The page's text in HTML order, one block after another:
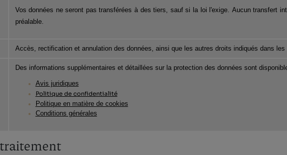
Vos données ne seront pas transférées à des tiers, sauf si la loi l'exige. Aucun transfert
préalable.
Accès, rectification et annulation des données, ainsi que les autres droits indiqués dans
Des informations supplémentaires et détaillées sur la protection des données sont
Avis juridiques
Politique de confidentialité
Politique en matière de cookies
Conditions générales